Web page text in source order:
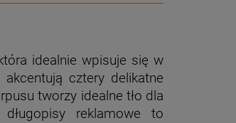
idealnie wpisuje się w
cztery delikatne
tworzy idealne tło dla
długopisy reklamowe to